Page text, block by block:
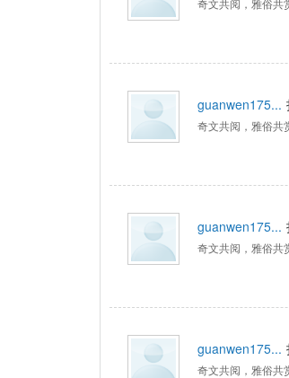
奇文共阅，雅俗共
guanwen175...
奇文共阅，雅俗共
guanwen175...
奇文共阅，雅俗共
guanwen175...
奇文共阅，雅俗共